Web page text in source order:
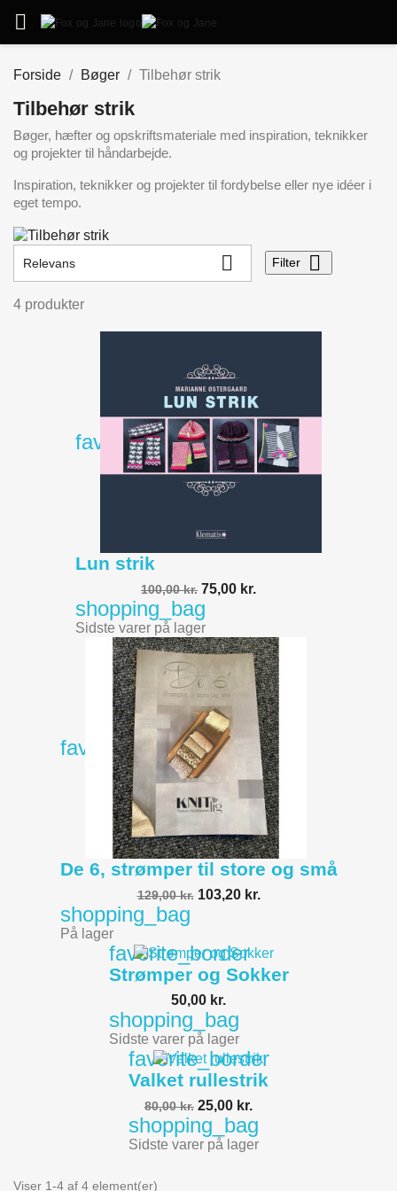

Forside Bøger Tilbehør strik
Tilbehør strik
Bøger, hæfter og opskriftsmateriale med inspiration, teknikker
og projekter til håndarbejde.
Inspiration, teknikker og projekter til fordybelse eller nye idéer i
eget tempo.
Relevans  Filter 
4 produkter
favorite_border
Lun strik
100,00 kr. 75,00 kr.
shopping_bag
Sidste varer på lager
favorite_border
De 6, strømper til store og små
129,00 kr. 103,20 kr.
shopping_bag
På lager
favorite_border
Strømper og Sokker
50,00 kr.
shopping_bag
Sidste varer på lager
favorite_border
Valket rullestrik
80,00 kr. 25,00 kr.
shopping_bag
Sidste varer på lager
Viser 1-4 af 4 element(er)